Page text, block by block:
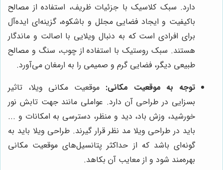
دارد. سبک کلاسیک با جزئیات ظریف، استفاده از مصالح
باکیفیت و ایجاد فضایی مجلل و باشکوه، گزینه‌ای ایده‌آل
برای افرادی است که به دنبال ویلایی با اصالت و ماندگار
هستند. سبک روستیک با استفاده از چوب، سنگ و مصالح
طبیعی دیگر، فضایی گرم و صمیمی را به ارمغان می‌آورد.
توجه به موقعیت مکانی: موقعیت مکانی ویلا، تاثیر
بسزایی در طراحی آن دارد. عواملی مانند جهت تابش نور
خورشید، وزش باد، دید و منظر، دسترسی به امکانات و ...
باید در طراحی ویلا مد نظر قرار گیرند. طراحی ویلا باید به
گونه‌ای باشد که از حداکثر پتانسیل‌های موقعیت مکانی
بهره‌مند شود و از معایب آن بکاهد.